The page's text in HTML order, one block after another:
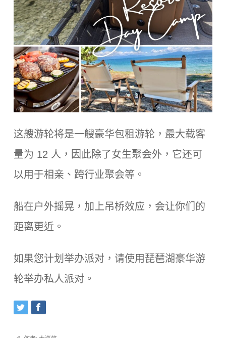
这艘游轮将是一艘豪华包租游轮，最大载客
量为 12 人，因此除了女生聚会外，它还可
以用于相亲、跨行业聚会等。
船在户外摇晃，加上吊桥效应，会让你们的
距离更近。
如果您计划举办派对，请使用琵琶湖豪华游
轮举办私人派对。